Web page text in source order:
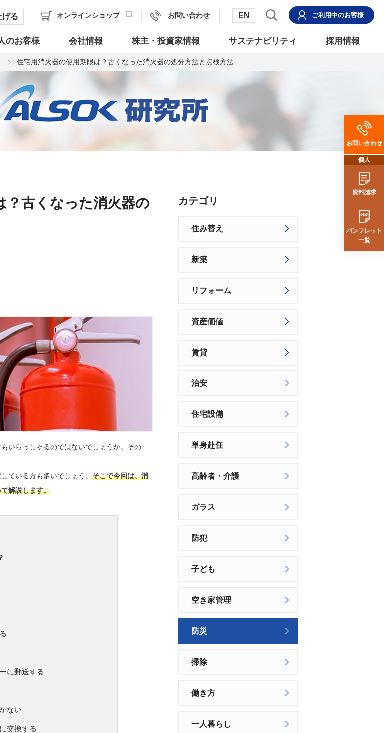
げる オンラインショップ お問い合わせ EN ご利用中のお客様
のお客様 会社情報 株主・投資家情報 サステナビリティ 採用情報
住宅用消火器の使用期限は？古くなった消火器の処分方法と点検方法
？古くなった消火器の
いらっしゃるのではないでしょうか。その
ている方も多いでしょう。 そこで今回は、消
解説します。
に郵送する
ない
交換する
カテゴリ
住み替え
新築
リフォーム
資産価値
賃貸
治安
住宅設備
単身赴任
高齢者・介護
ガラス
防犯
子ども
空き家管理
防災
掃除
働き方
一人暮らし
お問い合わせ
個人
資料請求
パンフレット
一覧